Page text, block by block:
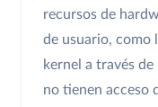
recursos de
de usuario, como
kernel a través
no tienen acceso